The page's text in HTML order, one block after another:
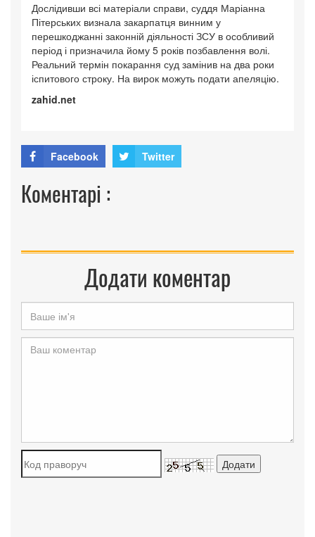
Дослідивши всі матеріали справи, суддя Маріанна
Пітерських визнала закарпатця винним у
перешкоджанні законній діяльності ЗСУ в особливий
період і призначила йому 5 років позбавлення волі.
Реальний термін покарання суд замінив на два роки
іспитового строку. На вирок можуть подати апеляцію.
zahid.net
Facebook Twitter
Коментарі :
Додати коментар